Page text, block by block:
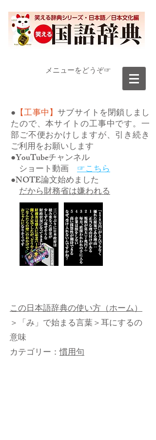
​メニューをどうぞ☞
● 【工事中】サブサイトを閉鎖しまし
たので、本サイトの工事中です。一
部ご不便おかけしますが、引き続き
ご利用をお願いします
●YouTubeチャンネル
ショート動画 ☞こちら
●NOTE論文始めました
だから財務省は嫌われる
この日本語辞典の使い方（ホーム）
＞ 「み」で始まる言葉＞耳にするの
意味
カテゴリー：慣用句